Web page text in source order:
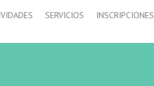
SERVICIOS INSCRIPCIONES